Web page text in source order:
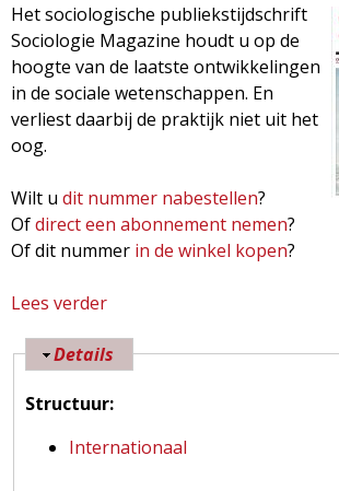
Het sociologische publiekstijdschrift
Sociologie Magazine houdt u op de
hoogte van de laatste ontwikkelingen
in de sociale wetenschappen. En
verliest daarbij de praktijk niet uit het
oog.
Wilt u dit nummer nabestellen?
Ofdirect een abonnement nemen?
Of dit nummer in de winkel kopen?
Lees verder
e
S
c
V
r
e
Details
Structuur:
Internationaal